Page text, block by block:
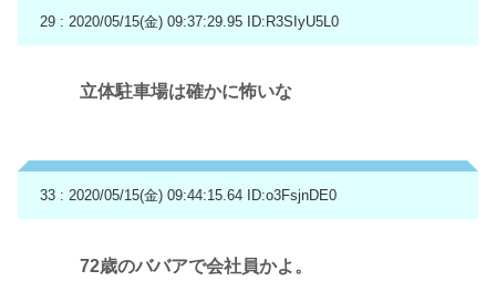
29 : 2020/05/15(金) 09:37:29.95 ID:R3SIyU5L0
立体駐車場は確かに怖いな
33 : 2020/05/15(金) 09:44:15.64 ID:o3FsjnDE0
72歳のババアで会社員かよ。